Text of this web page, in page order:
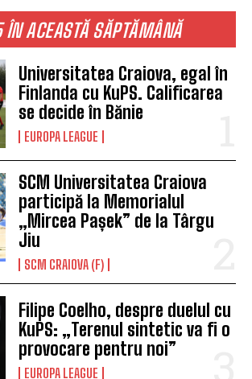
ÎN ACEASTĂ SĂPTĂMÂNĂ
Universitatea Craiova, egal în
Finlanda cu KuPS. Calificarea
se decide în Bănie
EUROPA LEAGUE
SCM Universitatea Craiova
participă la Memorialul
„Mircea Pașek” de la Târgu
Jiu
SCM CRAIOVA (F)
Filipe Coelho, despre duelul cu
KuPS: „Terenul sintetic va fi o
provocare pentru noi”
EUROPA LEAGUE